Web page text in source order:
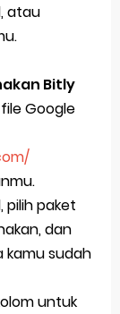
atau
Bitly
Google
pilih paket
dan
kamu sudah
untuk